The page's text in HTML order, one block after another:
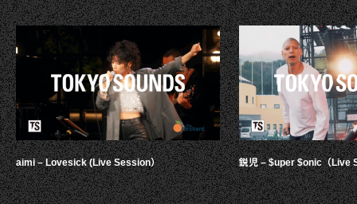
aimi – Lovesick (Live Session） 鋭児 – $uper $onic（Live